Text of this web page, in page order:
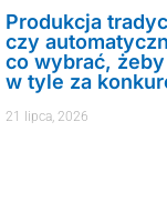
Produkcja
czy
co wybrać,
w tyle za
21 lipca, 2026